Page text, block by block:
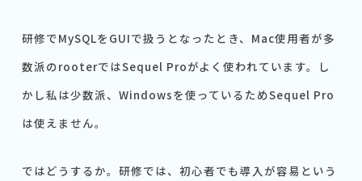
研修でMySQLをGUIで扱うとなったとき、Mac使用者が多
数派のrooterではSequel Proがよく使われています。し
かし私は少数派、Windowsを使っているためSequel Pro
は使えません。
ではどうするか。研修では、初心者でも導入が容易という